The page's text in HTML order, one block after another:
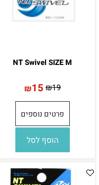
NT Swivel SIZE M
₪19
₪15
פרטים נוספים
הוסף לסל